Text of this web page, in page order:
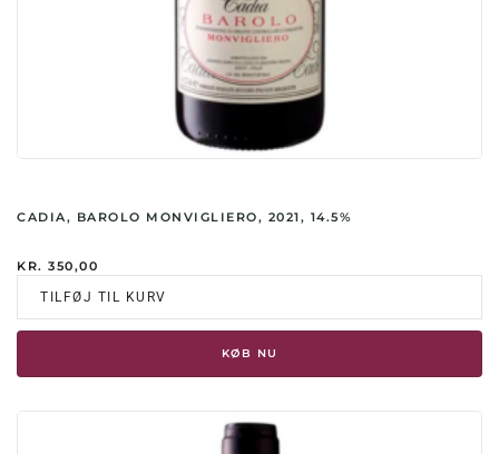
CADIA, BAROLO MONVIGLIERO, 2021, 14.5%
KR. 350,00
TILFØJ TIL KURV
KØB NU